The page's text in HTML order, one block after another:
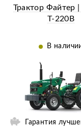
Трактор Файтер
Т-220B
В
Гарантия
Ещё 1